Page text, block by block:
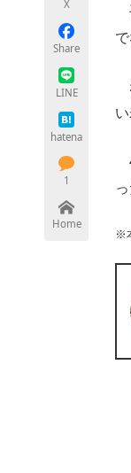
X
Share
LINE
hatena
1
Home
※